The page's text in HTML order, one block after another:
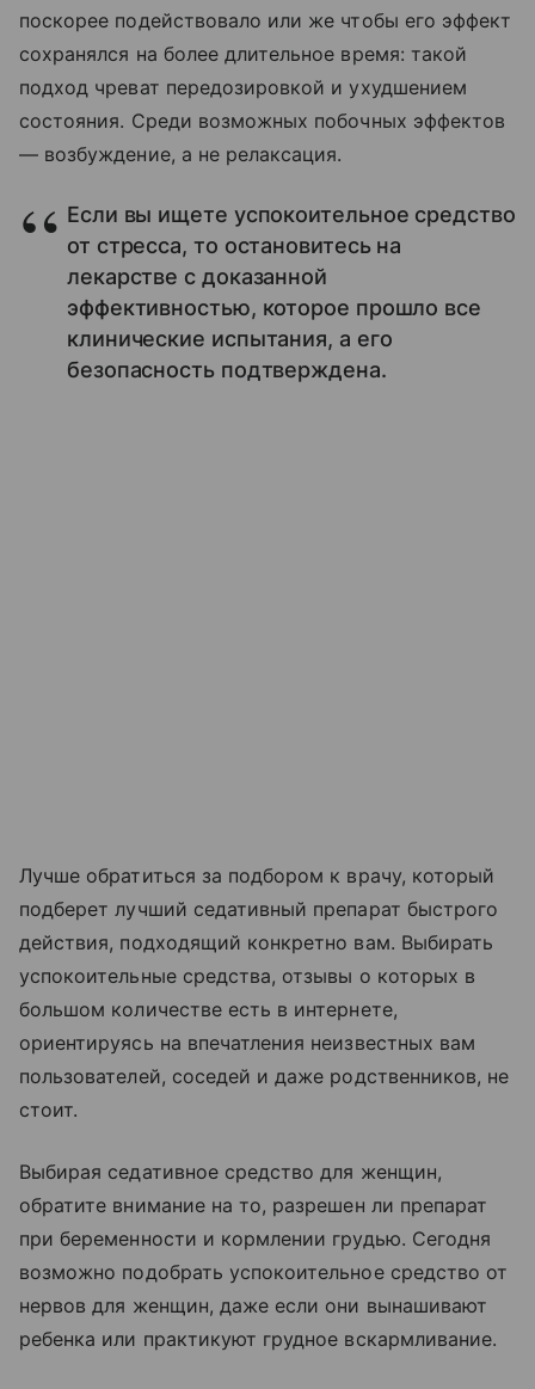
поскорее подействовало или же чтобы его эффект
сохранялся на более длительное время: такой
подход чреват передозировкой и ухудшением
состояния. Среди возможных побочных эффектов
— возбуждение, а не релаксация.
Если вы ищете успокоительное средство
от стресса, то остановитесь на
лекарстве с доказанной
эффективностью, которое прошло все
клинические испытания, а его
безопасность подтверждена.
Лучше обратиться за подбором к врачу, который
подберет лучший седативный препарат быстрого
действия, подходящий конкретно вам. Выбирать
успокоительные средства, отзывы о которых в
большом количестве есть в интернете,
ориентируясь на впечатления неизвестных вам
пользователей, соседей и даже родственников, не
стоит.
Выбирая седативное средство для женщин,
обратите внимание на то, разрешен ли препарат
при беременности и кормлении грудью. Сегодня
возможно подобрать успокоительное средство от
нервов для женщин, даже если они вынашивают
ребенка или практикуют грудное вскармливание.